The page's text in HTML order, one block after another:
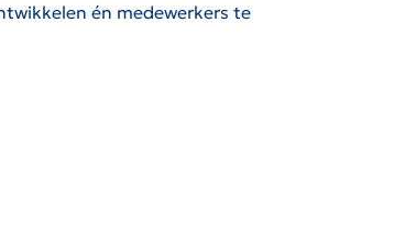
én medewerkers te